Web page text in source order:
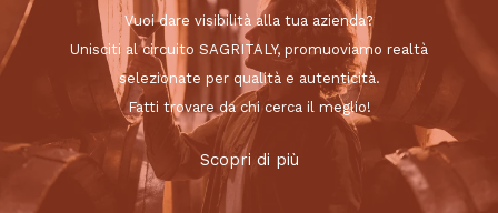
Vuoi dare visibilità alla tua azienda?
Unisciti al circuito SAGRITALY, promuoviamo realtà
selezionate per qualità e autenticità.
Fatti trovare da chi cerca il meglio!
Scopri di più